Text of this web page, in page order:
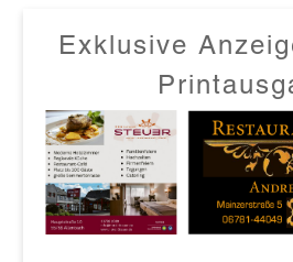
Exklusive